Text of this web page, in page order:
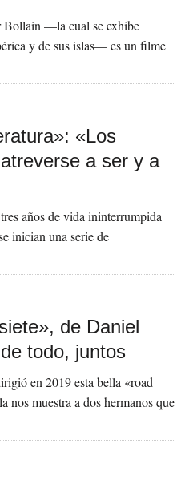
Bollaín —la cual se exhibe
y de sus islas— es un filme
«Los
a ser y a
años de vida ininterrumpida
inician una serie de
de Daniel
todo, juntos
en 2019 esta bella «road
muestra a dos hermanos que